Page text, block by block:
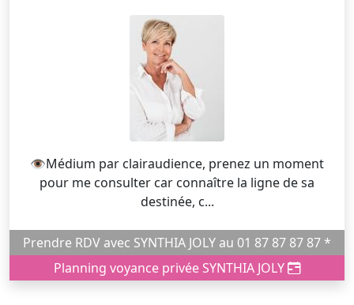
👁️Médium par clairaudience, prenez un moment
pour me consulter car connaître la ligne de sa
destinée, c...
Prendre RDV avec SYNTHIA JOLY au 01 87 87 87 87 *
Planning voyance privée SYNTHIA JOLY